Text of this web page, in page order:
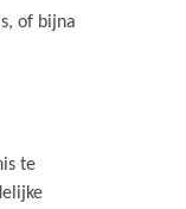
of bijna
te